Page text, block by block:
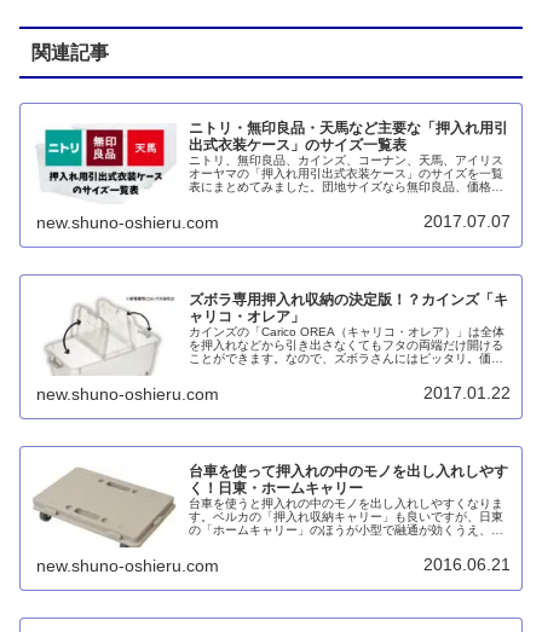
関連記事
ニトリ・無印良品・天馬など主要な「押入れ用引
出式衣装ケース」のサイズ一覧表
ニトリ、無印良品、カインズ、コーナン、天馬、アイリス
オーヤマの「押入れ用引出式衣装ケース」のサイズを一覧
表にまとめてみました。団地サイズなら無印良品、価格重
new.shuno-oshieru.com 2017.07.07
ズボラ専用押入れ収納の決定版！？カインズ「キ
ャリコ・オレア」
カインズの「Carico OREA（キャリコ・オレア）」は全体
を押入れなどから引き出さなくてもフタの両端だけ開ける
ことができます。なので、ズボラさんにはピッタリ。価格
new.shuno-oshieru.com 2017.01.22
台車を使って押入れの中のモノを出し入れしやす
く！日東・ホームキャリー
台車を使うと押入れの中のモノを出し入れしやすくなりま
す。ベルカの「押入れ収納キャリー」も良いですが、日東
の「ホームキャリー」のほうが小型で融通が効くうえ、連
new.shuno-oshieru.com 2016.06.21